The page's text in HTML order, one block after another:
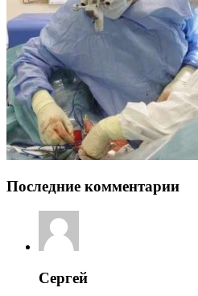
Последние комментарии
Сергей